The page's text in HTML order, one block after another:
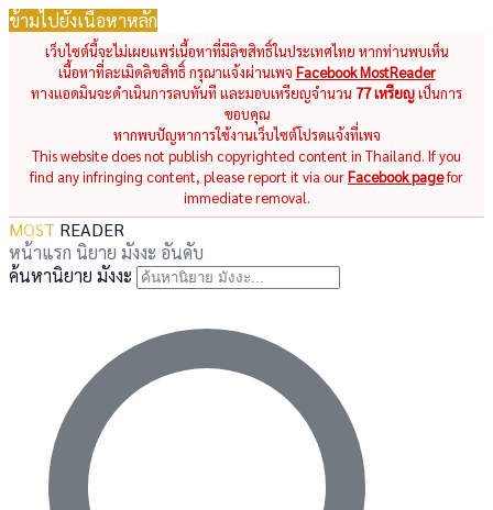
ข้ามไปยังเนื้อหาหลัก
เว็บไซต์นี้จะไม่เผยแพร่เนื้อหาที่มีลิขสิทธิ์ในประเทศไทย หากท่านพบเห็น
เนื้อหาที่ละเมิดลิขสิทธิ์ กรุณาแจ้งผ่านเพจ Facebook MostReader
ทางแอดมินจะดำเนินการลบทันที และมอบเหรียญจำนวน 77 เหรียญเป็นการ
ขอบคุณ
หากพบปัญหาการใช้งานเว็บไซต์โปรดแจ้งที่เพจ
This website does not publish copyrighted content in Thailand. If you
find any infringing content, please report it via ourFacebook pagefor
immediate removal.
MOST READER
หน้าแรก นิยาย มังงะ อันดับ
ค้นหานิยาย มังงะ